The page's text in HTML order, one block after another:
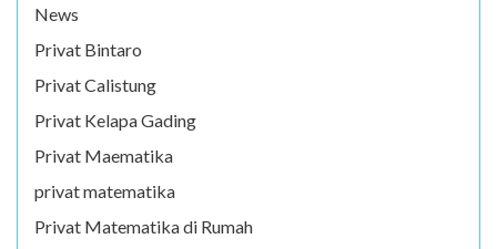
News
Privat Bintaro
Privat Calistung
Privat Kelapa Gading
Privat Maematika
privat matematika
Privat Matematika di Rumah